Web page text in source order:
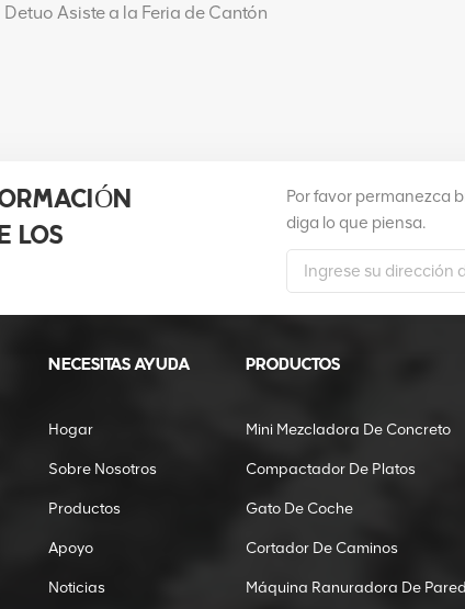
Detuo Asiste a la Feria de Cantón
LOS
Por favor permanezca
diga lo que piensa.
NECESITAS AYUDA
Hogar
Sobre Nosotros
Productos
Apoyo
Noticias
PRODUCTOS
Mini Mezcladora De Concreto
Compactador De Platos
Gato De Coche
Cortador De Caminos
Máquina Ranuradora De Pared